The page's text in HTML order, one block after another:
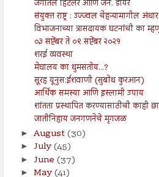
जगातले हिटलर आणि जन. डायर
संयुक्त राष्ट्र : उज्ज्वल चेहऱ्यामागील अंधार
विभाजनाच्या त्रासदायक घटनांची का
०३ सप्टेंबर ते ०९ सप्टेंबर २०२१
शरई व्यवस्था
मेघालय का धुमसतोय...?
सूरह यूनुस:ईशवाणी (सुबोध कुरआन)
आर्थिक समस्या आणि इस्लामी उपाय
शांतता प्रस्थापित करण्यासाठीची काही
जातीनिहाय जनगणनेचे मृगजळ
► August(30)
► July(45)
► June (37)
► May(41)